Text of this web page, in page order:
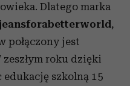
Dlatego marka
,
połączony jest
roku dzięki
szkolną 15